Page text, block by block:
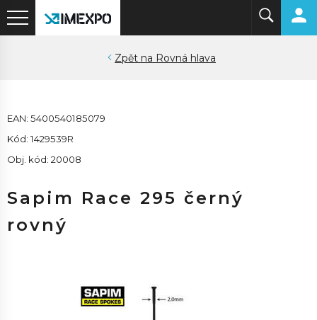
Rovná hlava
EAN: 5400540185079
Kód: 1429539R
Obj. kód: 20008
Sapim Race 295 černý
rovný